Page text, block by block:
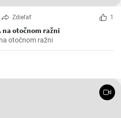
Zdieľať 1
na otočnom ražni
otočnom ražni